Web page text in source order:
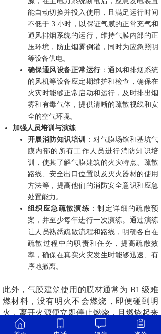
能自动切换并投入使用，且满足运行时间
不低于 3 小时，以保证气膜的正常充气和
通风排烟系统的运行，维持气膜内部的正
压环境，防止烟雾倒灌，同时为应急照明
等设备供电。
确保通风设备正常运行：通风和排烟系统
的风机等设备应定期维护和检查，确保在
火灾时能够正常启动和运行，及时排出烟
雾和有毒气体，提供清晰的疏散视线和安
全的空气环境。
加强人员培训与演练
开展消防知识培训
：对气膜场馆和基坑气
膜内部的所有工作人员进行消防知识培
训，使其了解气膜建筑的火灾特点、疏散
路线、安全出口位置以及灭火器材的使用
方法等，提高他们的消防安全意识和应急
处置能力。
组织应急疏散演练 ：制定详细的疏散预
案，并至少每年进行一次演练。通过演练
让人员熟悉疏散流程和路线，明确各自在
疏散过程中的职责和任务，提高疏散效
率，确保在真实火灾发生时能够迅速、有
序地撤离。
此外，气膜建筑使用的膜材通常为 B1 级难
燃材料，没有明火不会燃烧，即便碰到明
火，离开火源便立即停止燃烧，且燃烧起来
不会产生熔融滴落现象。即便出现特殊情况